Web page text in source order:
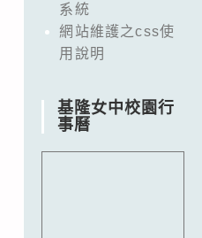
系統
網站維護之css使
用說明
基隆女中校園行
事曆